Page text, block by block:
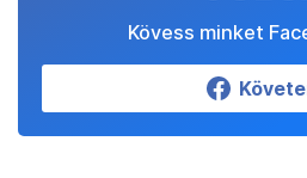
Kövess minket